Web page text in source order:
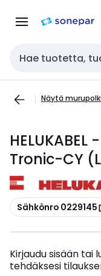
navigointiinsisältöön
Haku
Näytä
Tronic-CY
Kopioi
Sähkönro 0229145
Kirjaudu sisään tai
tehdäksesi